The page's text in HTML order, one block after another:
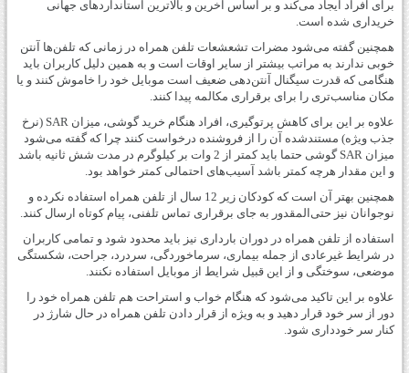
برای افراد ایجاد می‌کند و بر اساس آخرین و بالاترین استانداردهای جهانی
خریداری شده است.
همچنین گفته می‌شود مضرات تشعشعات تلفن همراه در زمانی که تلفن‌ها آنتن
خوبی ندارند به مراتب بیشتر از سایر اوقات است و به همین دلیل کاربران باید
هنگامی که قدرت سیگنال آنتن‌دهی ضعیف است موبایل خود را خاموش کنند و یا
مکان مناسب‌تری را برای برقراری مکالمه پیدا کنند.
علاوه بر این برای کاهش پرتوگیری، افراد هنگام خرید گوشی، میزان SAR (نرخ
جذب ویژه) مستندشده آن را از فروشنده درخواست کنند چرا که گفته می‌شود
میزان SAR گوشی حتما باید کمتر از 2 وات بر کیلوگرم در مدت شش ثانیه باشد
و این مقدار هرچه کمتر باشد آسیب‌های احتمالی کمتر خواهد بود.
همچنین بهتر آن است که کودکان زیر 12 سال از تلفن همراه استفاده نکرده و
نوجوانان نیز حتی‌المقدور به جای برقراری تماس تلفنی، پیام کوتاه ارسال کنند.
استفاده از تلفن همراه در دوران بارداری نیز باید محدود شود و تمامی کاربران
در شرایط غیرعادی از جمله بیماری، سرماخوردگی، سردرد، جراحت، شکستگی
موضعی، سوختگی و از این قبیل شرایط از موبایل استفاده نکنند.
علاوه بر این تاکید می‌شود که هنگام خواب و استراحت هم تلفن همراه خود را
دور از سر خود قرار دهید و به ویژه از قرار دادن تلفن همراه در حال شارژ در
کنار سر خودداری شود.